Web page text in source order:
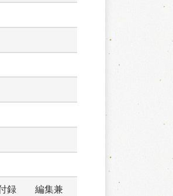
録　　編集兼